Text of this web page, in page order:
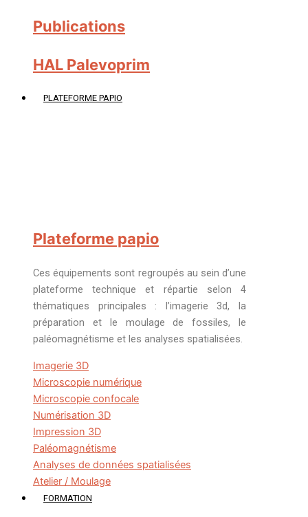
Publications
HAL Palevoprim
PLATEFORME PAPIO
Plateforme papio
Ces équipements sont regroupés au sein d’une
plateforme technique et répartie selon 4
thématiques principales : l’imagerie 3d, la
préparation et le moulage de fossiles, le
paléomagnétisme et les analyses spatialisées.
Imagerie 3D
Microscopie numérique
Microscopie confocale
Numérisation 3D
Impression 3D
Paléomagnétisme
Analyses de données spatialisées
Atelier / Moulage
FORMATION